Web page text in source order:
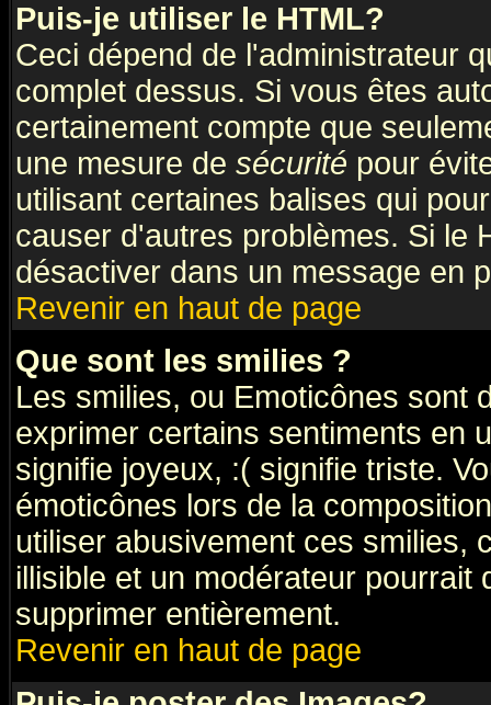
Puis-je utiliser le HTML?
Ceci dépend de l'administrateur
complet dessus. Si vous êtes
certainement compte que
une mesure de sécurité pour
utilisant certaines balises qui
causer d'autres problèmes. Si le
désactiver dans un message en
Revenir en haut de page
Que sont les smilies ?
Les smilies, ou Emoticônes sont
exprimer certains sentiments en
signifie joyeux, :( signifie triste.
émoticônes lors de la
utiliser abusivement ces smilies,
illisible et un modérateur pourrait
supprimer entièrement.
Revenir en haut de page